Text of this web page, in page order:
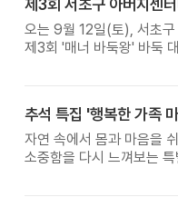
오는 9월 12일(토), 서초구
제3회 '매너 바둑왕' 바둑
추석 특집 '행복한 가족
자연 속에서 몸과 마음을
소중함을 다시 느껴보는